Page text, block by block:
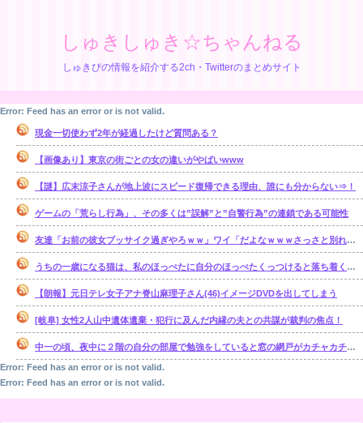
しゅきしゅき☆ちゃんねる
しゅきぴの情報を紹介する2ch・Twitterのまとめサイト
Error: Feed has an error or is not valid.
現金一切使わず2年が経過したけど質問ある？
【画像あり】東京の街ごとの女の違いがやばいwww
【謎】広末涼子さんが地上波にスピード復帰できる理由、誰にも分からない⇒！
ゲームの「荒らし行為」、その多くは”誤解”と”自警行為”の連鎖である可能性
友達「お前の彼女ブッサイク過ぎやろｗｗ」ワイ「だよなｗｗｗさっさと別れたいわｗｗｗ」
うちの一歳になる猫は、私のほっぺたに自分のほっぺたくっつけると落ち着くのか・・・【再】
【朗報】元日テレ女子アナ脊山麻理子さん(46)イメージDVDを出してしまう
[岐阜] 女性2人山中遺体遺棄・犯行に及んだ内縁の夫との共謀が裁判の焦点！
中一の頃、夜中に２階の自分の部屋で勉強をしていると窓の網戸がカチャカチャ鳴り出した。【再】
Error: Feed has an error or is not valid.
Error: Feed has an error or is not valid.